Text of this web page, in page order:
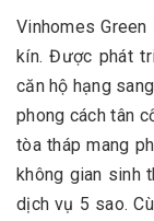
Vinhomes
kín. Được phát
căn hộ hạng
phong cách tân
tòa tháp mang
không gian sinh
dịch vụ 5 sao.